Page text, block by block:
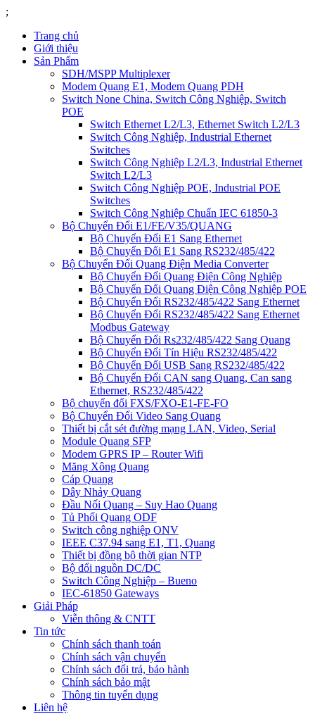
;
Trang chủ
Giới thiệu
Sản Phẩm
SDH/MSPP Multiplexer
Modem Quang E1, Modem Quang PDH
Switch None China, Switch Công Nghiệp, Switch
POE
Switch Ethernet L2/L3, Ethernet Switch L2/L3
Switch Công Nghiệp, Industrial Ethernet
Switches
Switch Công Nghiệp L2/L3, Industrial Ethernet
Switch L2/L3
Switch Công Nghiệp POE, Industrial POE
Switches
Switch Công Nghiệp Chuẩn IEC 61850-3
Bộ Chuyển Đổi E1/FE/V35/QUANG
Bộ Chuyển Đổi E1 Sang Ethernet
Bộ Chuyển Đổi E1 Sang RS232/485/422
Bộ Chuyển Đổi Quang Điện Media Converter
Bộ Chuyển Đổi Quang Điện Công Nghiệp
Bộ Chuyển Đổi Quang Điện Công Nghiệp POE
Bộ Chuyển Đổi RS232/485/422 Sang Ethernet
Bộ Chuyển Đổi RS232/485/422 Sang Ethernet
Modbus Gateway
Bộ Chuyển Đổi Rs232/485/422 Sang Quang
Bộ Chuyển Đổi Tín Hiệu RS232/485/422
Bộ Chuyển Đổi USB Sang RS232/485/422
Bộ Chuyển Đổi CAN sang Quang, Can sang
Ethernet, RS232/485/422
Bộ chuyển đổi FXS/FXO-E1-FE-FO
Bộ Chuyển Đổi Video Sang Quang
Thiết bị cắt sét đường mạng LAN, Video, Serial
Module Quang SFP
Modem GPRS IP – Router Wifi
Măng Xông Quang
Cáp Quang
Dây Nhảy Quang
Đầu Nối Quang – Suy Hao Quang
Tủ Phối Quang ODF
Switch công nghiệp ONV
IEEE C37.94 sang E1, T1, Quang
Thiết bị đồng bộ thời gian NTP
Bộ đổi nguồn DC/DC
Switch Công Nghiệp – Bueno
IEC-61850 Gateways
Giải Pháp
Viễn thông & CNTT
Tin tức
Chính sách thanh toán
Chính sách vận chuyển
Chính sách đổi trả, bảo hành
Chính sách bảo mật
Thông tin tuyển dụng
Liên hệ